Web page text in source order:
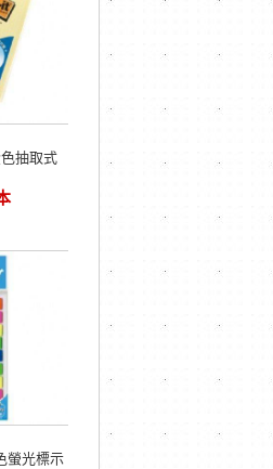
抽取式
螢光標示